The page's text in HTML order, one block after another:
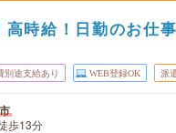
時給！日勤のお仕
別途支給あり WEB登録OK 派
歩13分